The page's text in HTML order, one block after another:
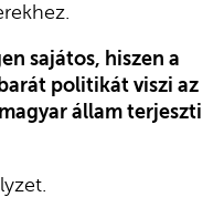
sajátos, hiszen a
politikát viszi az
állam terjeszti